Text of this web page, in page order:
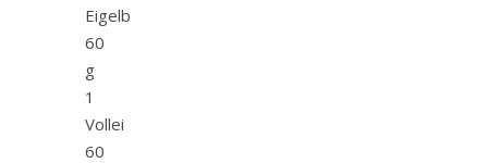
Eigelb
60
g
1
Vollei
60